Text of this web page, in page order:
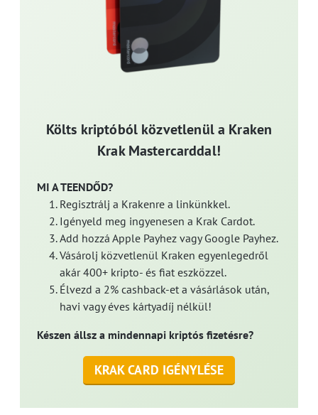
Költs kriptóból közvetlenül a Kraken
Krak Mastercarddal!
MI A TEENDŐD?
Regisztrálj a Krakenre a linkünkkel.
Igényeld meg ingyenesen a Krak Cardot.
Add hozzá Apple Payhez vagy Google Payhez.
Vásárolj közvetlenül Kraken egyenlegedről
akár 400+ kripto- és fiat eszközzel.
Élvezd a 2% cashback-et a vásárlások után,
havi vagy éves kártyadíj nélkül!
Készen állsz a mindennapi kriptós fizetésre?
KRAK CARD IGÉNYLÉSE